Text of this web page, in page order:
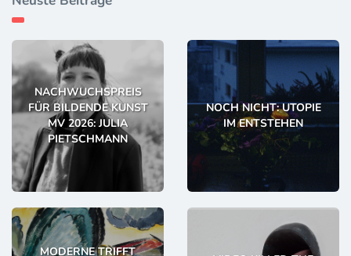
NACHWUCHSPREIS
FÜR BILDENDE KUNST
MV 2026: JULIA
PIETSCHMANN
NOCH NICHT: UTOPIE
IM ENTSTEHEN
MODERNE TRIFFT